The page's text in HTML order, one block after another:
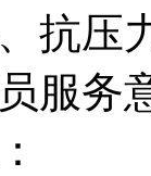
抗压
服务